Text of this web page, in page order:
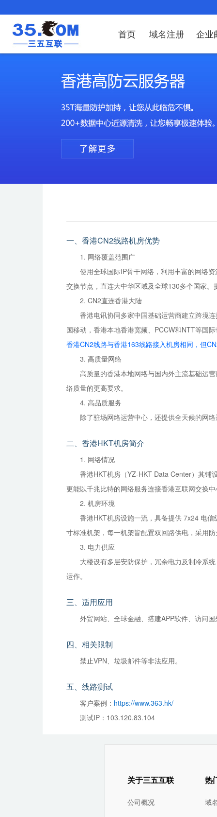
首页 域名注册
域名注册
域名价格总览
近期促销
Whois查询
DNS管理器
备案中心
域名转入
企业
企业邮箱
EDM邮件营销
企业云办公解
企业沟通解决
企业数字化解
刺猬响站
微信小程序
定制及品牌建站
谷易搜
SSL证书
海外加速
Google优化&
经济型
全能型
独享型
外贸型
老型号
虚
基础版
标准版
高级版
企业上网解决
云服务器常见
IPV6转换服务
云OA
OKR
人脉云名片
企业上网解决
企业云办公解
企业数字化解
SSL证书申请
国密证书申请
ssITrus
DigiCert
GeoTrust
谷易搜
百度搜索
Google优化&推广
海外加速
企业上网解决
外贸数字营
一、香港CN2线路机房优势
1. 网络覆盖范围广
使用全球国际IP骨干网络，利用丰富的网络
交换节点，直连大中华区域及全球130多个国家
2. CN2直连香港大陆
香港电讯协同多家中国基础运营商建立跨境
国移动，香港本地香港宽频、PCCW和NTT等国
香港CN2线路与香港163线路接入机房相同，但
3. 高质量网络
高质量的香港本地网络与国内外主流基础运
络质量的更高要求。
4. 高品质服务
除了驻场网络运营中心，还提供全天候的网
二、香港HKT机房简介
1. 网络情况
香港HKT机房（YZ-HKT Data Center）其铺
更能以千兆比特的网络服务连接香港互联网交换
2. 机房环境
香港HKT机房设施一流，具备提供 7x24 电
寸标准机架，每一机架皆配置双回路供电，采用
3. 电力供应
大楼设有多层安防保护，冗余电力及制冷系
运作。
三、适用应用
外贸网站、全球金融、搭建APP软件、访问国
四、相关限制
禁止VPN、垃圾邮件等非法应用。
五、线路测试
客户案例： https://www.363.hk/
测试IP：103.120.83.104
关于三五互联
公司概况
热
域